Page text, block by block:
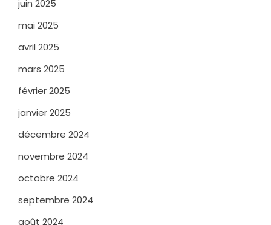
juin 2025
mai 2025
avril 2025
mars 2025
février 2025
janvier 2025
décembre 2024
novembre 2024
octobre 2024
septembre 2024
août 2024